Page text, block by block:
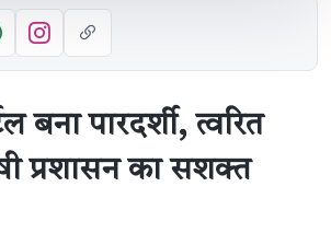
बना पारदर्शी, त्वरित
प्रशासन का सशक्त